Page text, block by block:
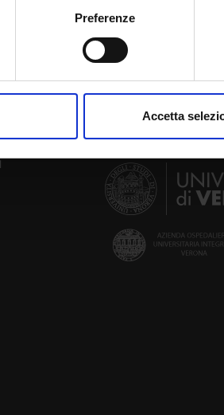
sulla tua posizione geografica,
in qualsiasi momento dalla
e social media, i quali
utilizzo dei loro servizi.
Preferenze
Accetta